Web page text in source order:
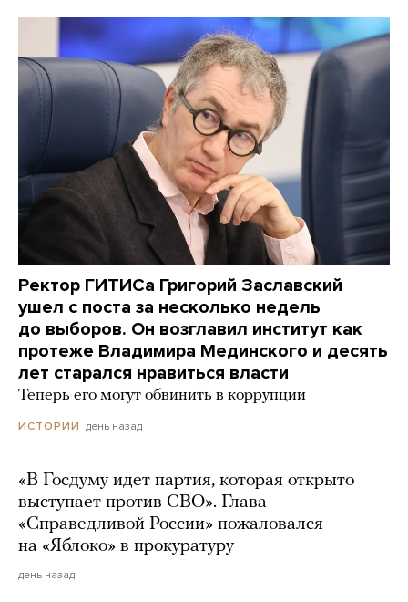
Ректор ГИТИСа Григорий Заславский
ушел с поста за несколько недель
до выборов. Он возглавил институт как
протеже Владимира Мединского и десять
лет старался нравиться власти
Теперь его могут обвинить в коррупции
ИСТОРИИ день назад
«В Госдуму идет партия, которая открыто
выступает против СВО». Глава
«Справедливой России» пожаловался
на «Яблоко» в прокуратуру
день назад